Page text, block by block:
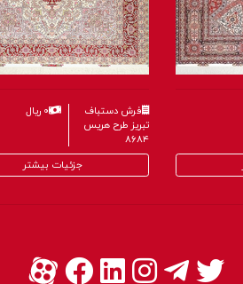
۰ ریال
فرش دستباف
تبریز طرح هریس
۸۶۸۴
جزئیات بیشتر